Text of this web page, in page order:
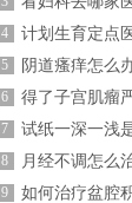
4 计划生育定点
5 阴道瘙痒怎么
6 得了子宫肌瘤
7 试纸一深一浅
8 月经不调怎么
9 如何治疗盆腔